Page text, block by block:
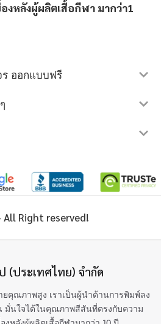
งหลังผู้ผลิตเสื้อกีฬา มากว่า1
ร ออกแบบฟรี
All Right reserved!
(ประเทศไทย) จำกัด
ยคุณภาพสูง เราเป็นผู้นำด้านการพิมพ์ลง
มั่นใจได้ในคุณภาพสีสันที่ตรงกับความ